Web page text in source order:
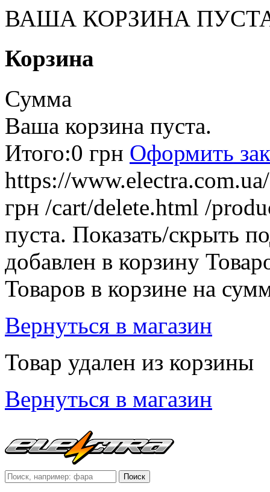
ВАША КОРЗИНА
Корзина
Сумма
Ваша корзина пуста.
Итого:0 грн Оформить
https://
грн /cart/delete.html /
пуста. Показать/скрыть
добавлен в корзину
Товаров в корзине на
Вернуться в магазин
Товар удален из корзины
Вернуться в магазин